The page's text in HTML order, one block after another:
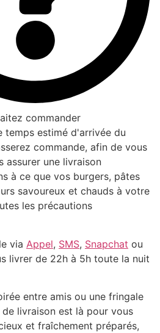
commander
temps estimé d'arrivée du
commande, afin de vous
assurer une livraison
à ce que vos burgers, pâtes
savoureux et chauds à votre
les précautions
via Appel, SMS, Snapchat ou
livrer de 22h à 5h toute la nuit
entre amis ou une fringale
livraison est là pour vous
et fraîchement préparés,